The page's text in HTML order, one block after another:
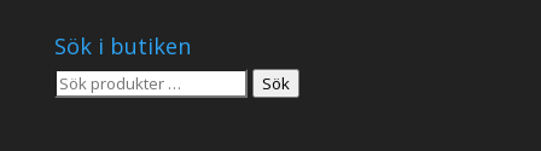
Sök i butiken
Sök
Sök